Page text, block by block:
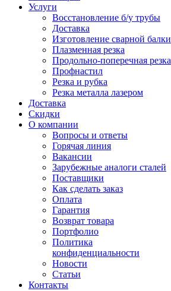
Услуги
Восстановление б/у трубы
Доставка
Изготовление сварной балки
Плазменная резка
Продольно-поперечная резка
Профнастил
Резка и рубка
Резка металла лазером
Доставка
Скидки
О компании
Вопросы и ответы
Горячая линия
Вакансии
Зарубежные аналоги сталей
Поставщики
Как сделать заказ
Оплата
Гарантия
Возврат товара
Портфолио
Политика
конфиденциальности
Новости
Статьи
Контакты